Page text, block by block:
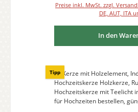
Preise inkl. MwSt. zzgl.
DE, AUT, ITA
In den
Tipp